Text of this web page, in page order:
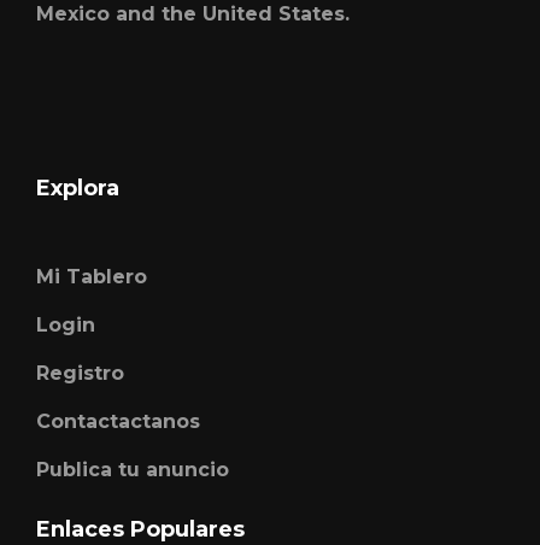
Mexico and the United States.
Explora
Mi Tablero
Login
Registro
Contactactanos
Publica tu anuncio
Enlaces Populares